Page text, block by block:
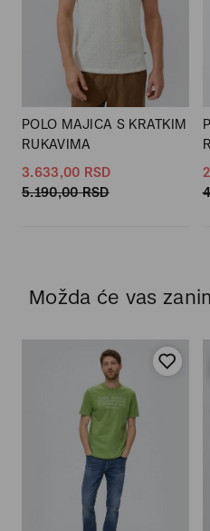
POLO MAJICA S KRATKIM
RUKAVIMA
3.633,00 RSD
5.190,00 RSD
Možda će vas